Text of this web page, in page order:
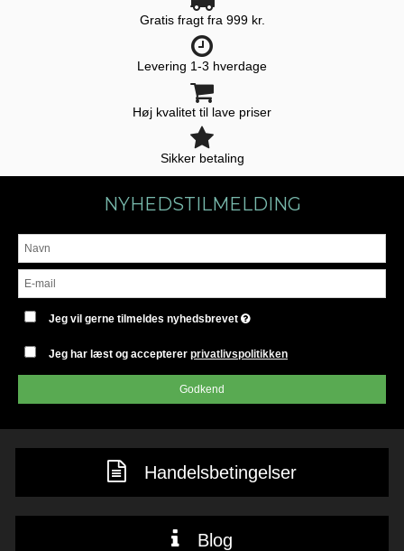
Gratis fragt fra 999 kr.
Levering 1-3 hverdage
Høj kvalitet til lave priser
Sikker betaling
NYHEDSTILMELDING
Jeg vil gerne tilmeldes nyhedsbrevet
Jeg har læst og acceptererprivatlivspolitikken
Godkend
Handelsbetingelser
Blog